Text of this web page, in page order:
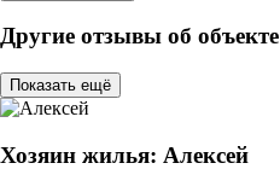
Другие отзывы об объекте
Показать ещё
Хозяин жилья: Алексей